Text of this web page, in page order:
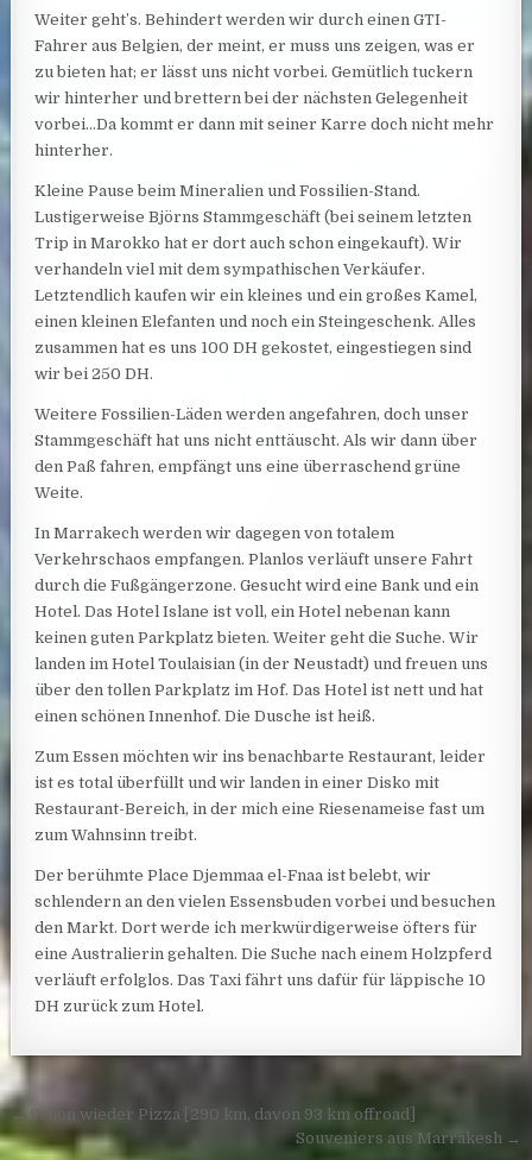
Weiter geht’s. Behindert werden wir durch einen GTI-
Fahrer aus Belgien, der meint, er muss uns zeigen, was er
zu bieten hat; er lässt uns nicht vorbei. Gemütlich tuckern
wir hinterher und brettern bei der nächsten Gelegenheit
vorbei…Da kommt er dann mit seiner Karre doch nicht mehr
hinterher.
Kleine Pause beim Mineralien und Fossilien-Stand.
Lustigerweise Björns Stammgeschäft (bei seinem letzten
Trip in Marokko hat er dort auch schon eingekauft). Wir
verhandeln viel mit dem sympathischen Verkäufer.
Letztendlich kaufen wir ein kleines und ein großes Kamel,
einen kleinen Elefanten und noch ein Steingeschenk. Alles
zusammen hat es uns 100 DH gekostet, eingestiegen sind
wir bei 250 DH.
Weitere Fossilien-Läden werden angefahren, doch unser
Stammgeschäft hat uns nicht enttäuscht. Als wir dann über
den Paß fahren, empfängt uns eine überraschend grüne
Weite.
In Marrakech werden wir dagegen von totalem
Verkehrschaos empfangen. Planlos verläuft unsere Fahrt
durch die Fußgängerzone. Gesucht wird eine Bank und ein
Hotel. Das Hotel Islane ist voll, ein Hotel nebenan kann
keinen guten Parkplatz bieten. Weiter geht die Suche. Wir
landen im Hotel Toulaisian (in der Neustadt) und freuen uns
über den tollen Parkplatz im Hof. Das Hotel ist nett und hat
einen schönen Innenhof. Die Dusche ist heiß.
Zum Essen möchten wir ins benachbarte Restaurant, leider
ist es total überfüllt und wir landen in einer Disko mit
Restaurant-Bereich, in der mich eine Riesenameise fast um
zum Wahnsinn treibt.
Der berühmte Place Djemmaa el-Fnaa ist belebt, wir
schlendern an den vielen Essensbuden vorbei und besuchen
den Markt. Dort werde ich merkwürdigerweise öfters für
eine Australierin gehalten. Die Suche nach einem Holzpferd
verläuft erfolglos. Das Taxi fährt uns dafür für läppische 10
DH zurück zum Hotel.
Post navigation
← Schon wieder Pizza [290 km, davon 93 km offroad]
Souveniers aus Marrakesh →